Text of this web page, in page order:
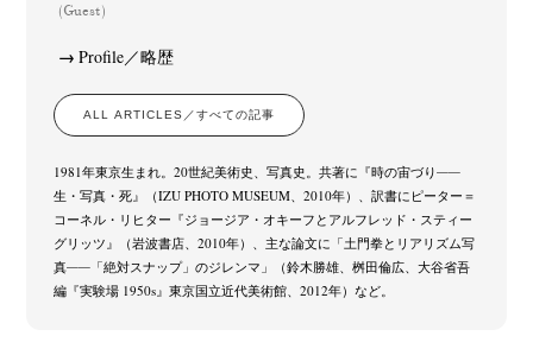
(Guest)
Profile／略歴
ALL ARTICLES／すべての記事
1981年東京生まれ。20世紀美術史、写真史。共著に『時の宙づり──
生・写真・死』（IZU PHOTO MUSEUM、2010年）、訳書にピーター＝
コーネル・リヒター『ジョージア・オキーフとアルフレッド・スティー
グリッツ』（岩波書店、2010年）、主な論文に「土門拳とリアリズム写
真──「絶対スナップ」のジレンマ」（鈴木勝雄、桝田倫広、大谷省吾
編『実験場 1950s』東京国立近代美術館、2012年）など。